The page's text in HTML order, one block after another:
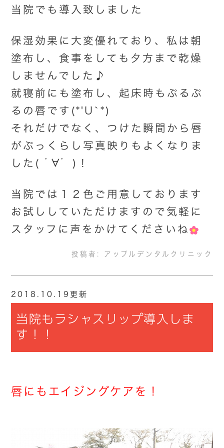
当院でも導入致しました
保湿効果に大変優れており、私は朝
塗布し、食事をしても夕方まで乾燥
しませんでした♪
就寝前にも塗布し、起床時もぷるぷ
るの唇です(*'U`*)
それだけでなく、つけた瞬間から唇
がぷっくらし写真映りもよくなりま
した( ﾟ∀ﾟ )！
当院では１２色ご用意しております
お試ししていただけますので気軽に
スタッフに声をかけてくださいね
投稿者: アップルデンタルクリニック
2018.10.19更新
当院もラシャスリップ導入しま
す！！
唇にもエイジングケアを！